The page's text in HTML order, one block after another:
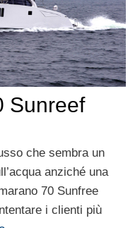
Sunreef
che sembra un
anziché una
70 Sunfree
i clienti più